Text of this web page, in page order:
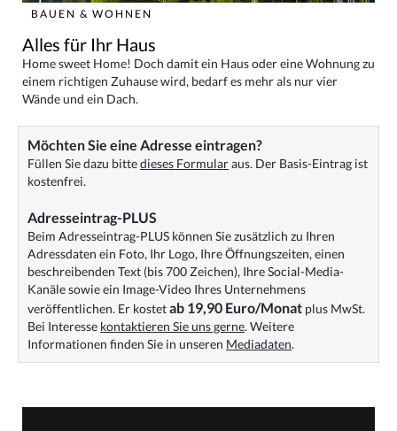
BAUEN & WOHNEN
Alles für Ihr Haus
Home sweet Home! Doch damit ein Haus oder eine Wohnung zu
einem richtigen Zuhause wird, bedarf es mehr als nur vier
Wände und ein Dach.
Möchten Sie eine Adresse eintragen?
Füllen Sie dazu bittedieses Formularaus. Der Basis-Eintrag ist
kostenfrei.
Adresseintrag-PLUS
Beim Adresseintrag-PLUS können Sie zusätzlich zu Ihren
Adressdaten ein Foto, Ihr Logo, Ihre Öffnungszeiten, einen
beschreibenden Text (bis 700 Zeichen), Ihre Social-Media-
Kanäle sowie ein Image-Video Ihres Unternehmens
veröffentlichen. Er kostetab 19,90 Euro/Monat plus MwSt.
Bei Interesse kontaktieren Sie uns gerne. Weitere
Informationen finden Sie in unseren Mediadaten.